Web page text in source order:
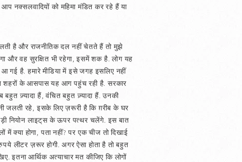
नक्सलवादियों को महिमा मंडित कर रहे हैं या
है और राजनीतिक दल नहीं चेतते हैं तो मुझे
और वह सुरक्षित भी रहेगा, इसमें शक है. लोग यह
गई है. हमारे मीडिया में इसे जगह इसलिए नहीं
के आसपास यह आग पहुंच रही है. सरकार
बहुत ज़्यादा हैं, वंचित बहुत ज़्यादा हैं. उनकी
जलती रहे, इसके लिए ज़रूरी है कि ग़रीब के घर
नियोन लाइट्‌स के ऊपर पत्थर चलेंगे. इस बात
क्या होगा, पता नहीं? पर एक चीज तो दिखाई
लीटर ज़रूर होगी. अगर ऐसा होता है तो बहुत
इतना आर्थिक अत्याचार मत कीजिए कि लोगों